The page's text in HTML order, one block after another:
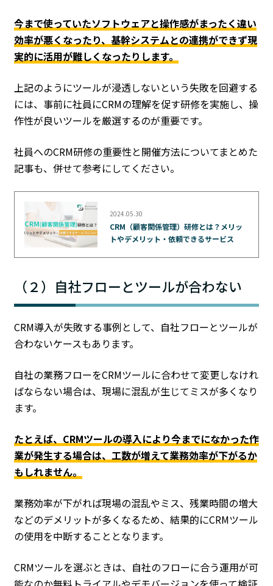
今まで使っていたソフトウェアと操作感がまったく違い
効率が悪くなったり、基幹システムとの連携ができず現
実的に活用が難しくなったりします。
上記のようにツールが浸透しないという失敗を回避する
には、事前に社員にCRMの理解を促す研修を実施し、操
作性が良いツールを厳選するのが重要です。
社員へのCRM研修の重要性と開催方法についてまとめた
記事も、併せて参考にしてください。
2024.05.30
CRM（顧客関係管理）研修とは？メリッ
トやデメリット・依頼できるサービス
（２）自社フローとツールが合わない
CRM導入が失敗する事例として、自社フローとツールが
合わないケースもあります。
自社の業務フローをCRMツールに合わせて変更しなけれ
ばならない場合は、現場に混乱が生じてミスが多くなり
ます。
たとえば、CRMツールの導入により今までになかった作
業が発生する場合は、工数が増えて業務効率が下がるか
もしれません。
業務効率が下がれば現場の混乱やミス、残業時間の増大
などのデメリットが多くなるため、結果的にCRMツール
の使用を中断することとなります。
CRMツールを選ぶときは、自社のフローに合う運用が可